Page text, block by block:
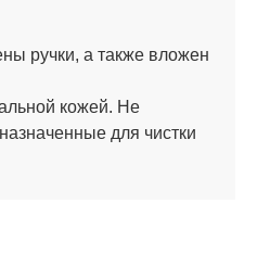
ручки, а также вложен
кожей. Не
для чистки